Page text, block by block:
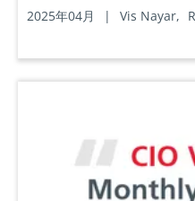
2025年04月 | Vis Nayar,